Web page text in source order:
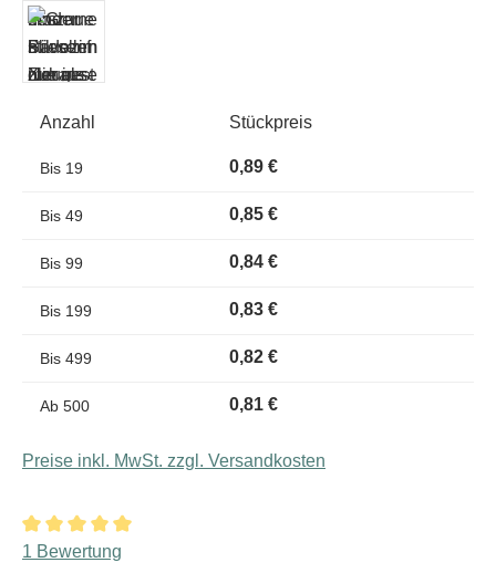
Anzahl Stückpreis
Bis 19 0,89 €
Bis 49 0,85 €
Bis 99 0,84 €
Bis 199 0,83 €
Bis 499 0,82 €
Ab 500 0,81 €
Preise inkl. MwSt. zzgl. Versandkosten
Durchschnittliche Bewertung von 5 von 5 Sternen
1 Bewertung